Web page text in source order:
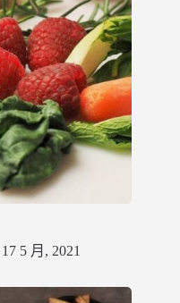
17 5 月, 2021